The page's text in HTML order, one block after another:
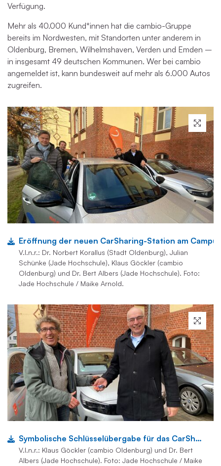
Verfügung.
Mehr als 40.000 Kund*innen hat die cambio-Gruppe
bereits im Nordwesten, mit Standorten unter anderem in
Oldenburg, Bremen, Wilhelmshaven, Verden und Emden –
in insgesamt 49 deutschen Kommunen. Wer bei cambio
angemeldet ist, kann bundesweit auf mehr als 6.000 Autos
zugreifen.
Eröffnung der neuen CarSharing-Station am Campus Oldenburg
V.l.n.r.: Dr. Norbert Korallus (Stadt Oldenburg), Julian
Schünke (Jade Hochschule), Klaus Göckler (cambio
Oldenburg) und Dr. Bert Albers (Jade Hochschule). Foto:
Jade Hochschule / Maike Arnold.
Symbolische Schlüsselübergabe für das CarSharing-Angebot.
V.l.n.r.: Klaus Göckler (cambio Oldenburg) und Dr. Bert
Albers (Jade Hochschule). Foto: Jade Hochschule / Maike